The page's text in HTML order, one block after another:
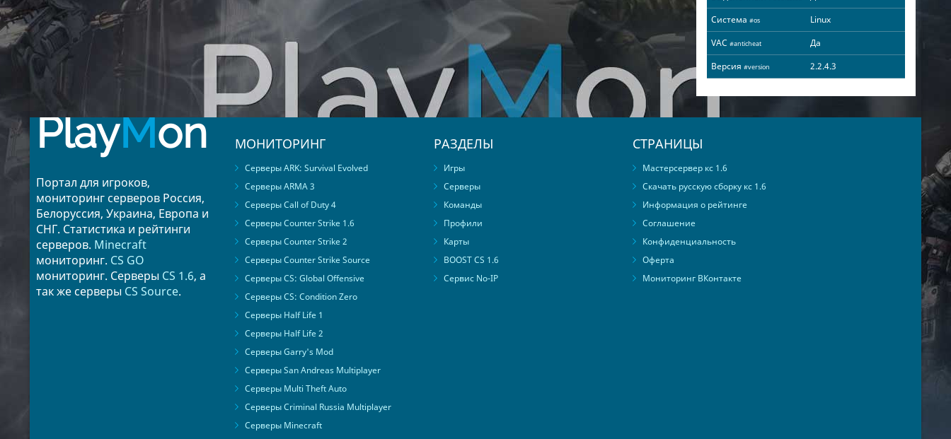
Система #os
Linux
VAC #anticheat
Да
Версия #version 2.2.4.3
PlayMon
Портал для игроков,
мониторинг серверов Россия,
Белоруссия, Украина, Европа и
СНГ. Статистика и рейтинги
серверов. Minecraft
мониторинг. CS GO
мониторинг. Серверы CS 1.6, а
так же серверы CS Source.
МОНИТОРИНГ
Серверы ARK: Survival Evolved
Серверы ARMA 3
Серверы Call of Duty 4
Серверы Counter Strike 1.6
Серверы Counter Strike 2
Серверы Counter Strike Source
Серверы CS: Global Offensive
Серверы CS: Condition Zero
Серверы Half Life 1
Серверы Half Life 2
Серверы Garry's Mod
Серверы San Andreas Multiplayer
Серверы Multi Theft Auto
Серверы Criminal Russia Multiplayer
Серверы Minecraft
РАЗДЕЛЫ
Игры
Серверы
Команды
Профили
Карты
BOOST CS 1.6
Сервис No-IP
СТРАНИЦЫ
Мастерсервер кс 1.6
Скачать русскую сборку кс 1.6
Информация о рейтинге
Соглашение
Конфиденциальность
Оферта
Мониторинг ВКонтакте